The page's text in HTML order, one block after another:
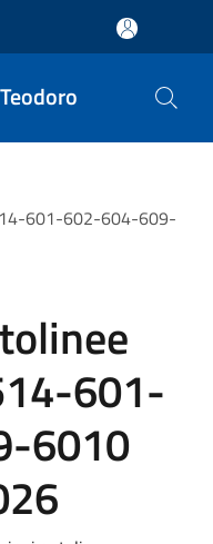
601-602-604-609-
601-
6010